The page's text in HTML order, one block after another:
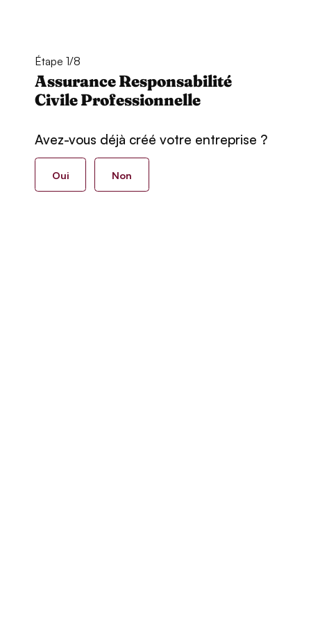
Étape 1/8
Assurance Responsabilité
Civile Professionnelle
Avez-vous déjà créé votre entreprise ?
Oui Non